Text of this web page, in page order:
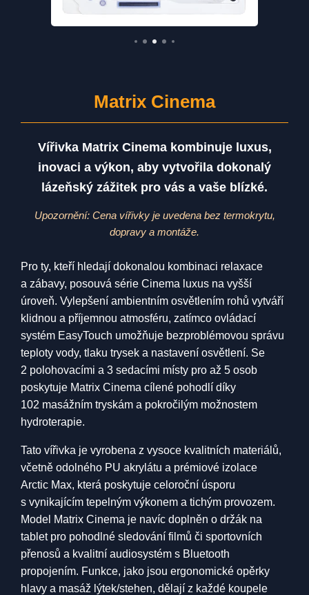
Matrix Cinema
Vířivka Matrix Cinema kombinuje luxus,
inovaci a výkon, aby vytvořila dokonalý
lázeňský zážitek pro vás a vaše blízké.
Upozornění: Cena vířivky je uvedena bez termokrytu,
dopravy a montáže.
Pro ty, kteří hledají dokonalou kombinaci relaxace
a zábavy, posouvá série Cinema luxus na vyšší
úroveň. Vylepšení ambientním osvětlením rohů vytváří
klidnou a příjemnou atmosféru, zatímco ovládací
systém EasyTouch umožňuje bezproblémovou správu
teploty vody, tlaku trysek a nastavení osvětlení. Se
2 polohovacími a 3 sedacími místy pro až 5 osob
poskytuje Matrix Cinema cílené pohodlí díky
102 masážním tryskám a pokročilým možnostem
hydroterapie.
Tato vířivka je vyrobena z vysoce kvalitních materiálů,
včetně odolného PU akrylátu a prémiové izolace
Arctic Max, která poskytuje celoroční úsporu
s vynikajícím tepelným výkonem a tichým provozem.
Model Matrix Cinema je navíc doplněn o držák na
tablet pro pohodlné sledování filmů či sportovních
přenosů a kvalitní audiosystém s Bluetooth
propojením. Funkce, jako jsou ergonomické opěrky
hlavy a masáž lýtek/stehen, dělají z každé koupele